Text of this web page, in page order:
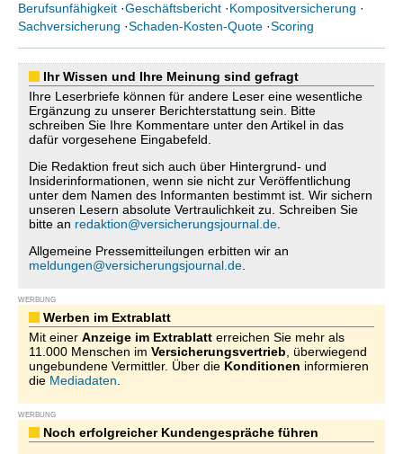
Berufsunfähigkeit ·Geschäftsbericht ·Kompositversicherung ·
Sachversicherung ·Schaden-Kosten-Quote ·Scoring
Ihr Wissen und Ihre Meinung sind gefragt
Ihre Leserbriefe können für andere Leser eine wesentliche
Ergänzung zu unserer Berichterstattung sein. Bitte
schreiben Sie Ihre Kommentare unter den Artikel in das
dafür vorgesehene Eingabefeld.
Die Redaktion freut sich auch über Hintergrund- und
Insiderinformationen, wenn sie nicht zur Veröffentlichung
unter dem Namen des Informanten bestimmt ist. Wir sichern
unseren Lesern absolute Vertraulichkeit zu. Schreiben Sie
bitte an redaktion@versicherungsjournal.de
Allgemeine Pressemitteilungen erbitten wir an
meldungen@versicherungsjournal.de
WERBUNG
Werben im Extrablatt
Mit einer Anzeige im Extrablatt erreichen Sie mehr als
11.000 Menschen im Versicherungsvertrieb , überwiegend
ungebundene Vermittler. Über die Konditionen informieren
die Mediadaten
WERBUNG
Noch erfolgreicher Kundengespräche führen